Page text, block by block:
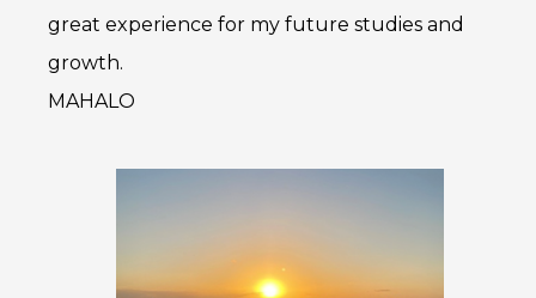
great experience for my future studies and
growth.
MAHALO